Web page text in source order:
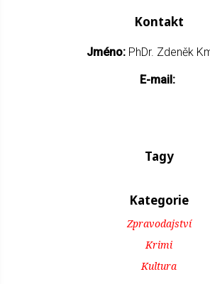
Kontakt
Jméno: PhDr. Zdeněk
E-mail:
Tagy
Kategorie
Zpravodajství
Krimi
Kultura